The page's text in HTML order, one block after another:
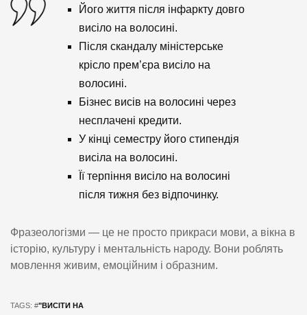
Його життя після інфаркту довго
висіло на волосині.
Після скандалу міністерське
крісло прем’єра висіло на
волосині.
Бізнес висів на волосині через
несплачені кредити.
У кінці семестру його стипендія
висіла на волосині.
Її терпіння висіло на волосині
після тижня без відпочинку.
Фразеологізми — це не просто прикраси мови, а вікна в
історію, культуру і ментальність народу. Вони роблять
мовлення живим, емоційним і образним.
TAGS: #"ВИСІТИ НА